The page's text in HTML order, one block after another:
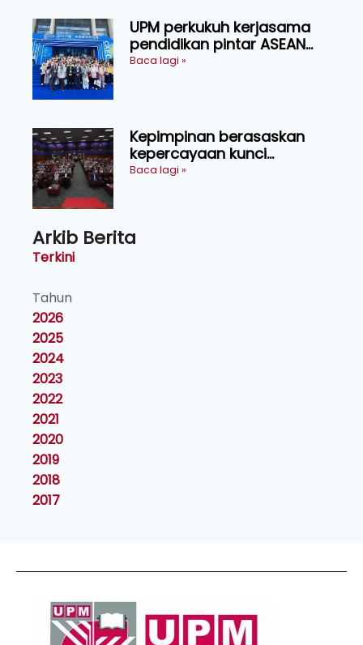
UPM perkukuh kerjasama
pendidikan pintar ASEAN
menerusi lawatan rasmi ke
Baca lagi »
Kepimpinan berasaskan
kepercayaan kunci
kecemerlangan institusi -
Baca lagi »
Arkib Berita
Terkini
Tahun
2026
2025
2024
2023
2022
2021
2020
2019
2018
2017